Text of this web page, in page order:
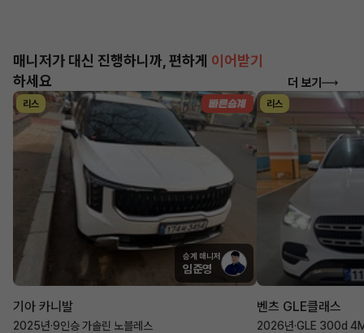
매니저가 대신 진행하니까, 편하게 이어받기
하세요
더 보기
리스
승계 매니저
임준영
기아 카니발
2025년·9인승 가솔린 노블레스
리스
벤츠 GLE클래스
2026년·GLE 300d